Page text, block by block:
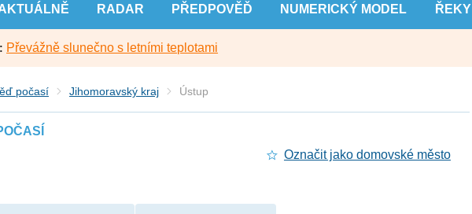
RADAR PŘEDPOVĚĎ NUMERICKÝ MODEL ŘEKY
Převážně slunečno s letními teplotami
počasí Jihomoravský kraj Ústup
Označit jako domovské město